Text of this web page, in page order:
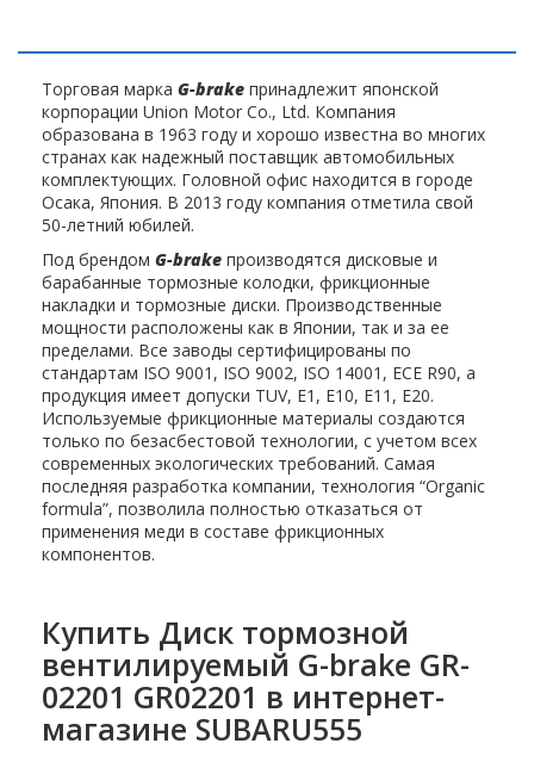
Торговая марка G-brake принадлежит японской
корпорации Union Motor Co., Ltd. Компания
образована в 1963 году и хорошо известна во многих
странах как надежный поставщик автомобильных
комплектующих. Головной офис находится в городе
Осака, Япония. В 2013 году компания отметила свой
50-летний юбилей.
Под брендом G-brake производятся дисковые и
барабанные тормозные колодки, фрикционные
накладки и тормозные диски. Производственные
мощности расположены как в Японии, так и за ее
пределами. Все заводы сертифицированы по
стандартам ISO 9001, ISO 9002, ISO 14001, ECE R90, а
продукция имеет допуски TUV, E1, E10, E11, E20.
Используемые фрикционные материалы создаются
только по безасбестовой технологии, с учетом всех
современных экологических требований. Самая
последняя разработка компании, технология “Organic
formula”, позволила полностью отказаться от
применения меди в составе фрикционных
компонентов.
Купить Диск тормозной
вентилируемый G-brake GR-
02201 GR02201 в интернет-
магазине SUBARU555